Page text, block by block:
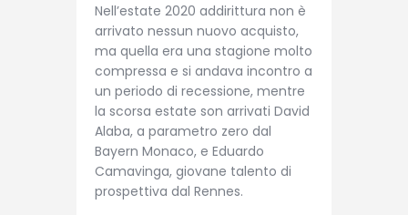
Nell’estate 2020 addirittura non è
arrivato nessun nuovo acquisto,
ma quella era una stagione molto
compressa e si andava incontro a
un periodo di recessione, mentre
la scorsa estate son arrivati David
Alaba, a parametro zero dal
Bayern Monaco, e Eduardo
Camavinga, giovane talento di
prospettiva dal Rennes.